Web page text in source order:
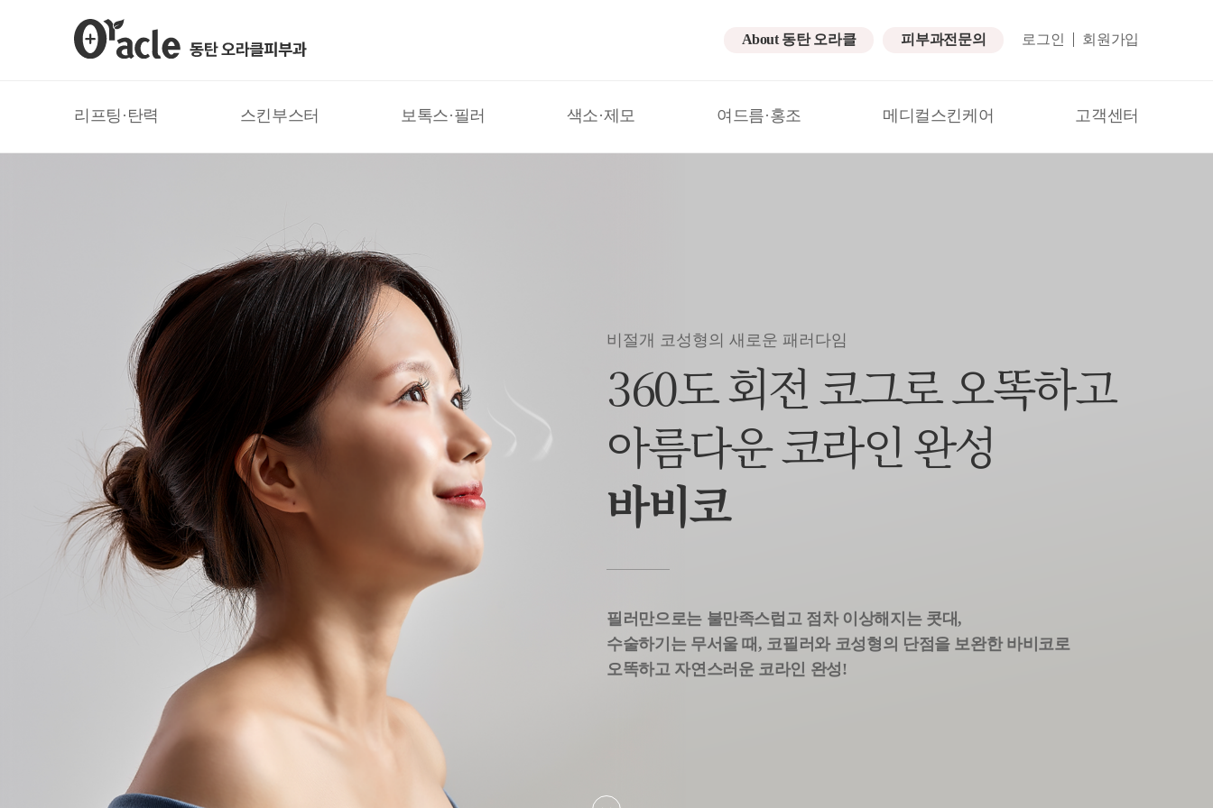
About 동탄 오라클 피부과전문의 로그인 회원가입
리프팅·탄력 스킨부스터 보톡스·필러 색소·제모 여드름·홍조 메디컬스킨케어 고객센터
비절개 코성형의 새로운 패러다임
360도 회전 코그로 오똑하고
아름다운 코라인 완성
바비코
필러만으로는 불만족스럽고 점차 이상해지는 콧대,
수술하기는 무서울 때, 코필러와 코성형의 단점을 보완한 바비코로
오똑하고 자연스러운 코라인 완성!